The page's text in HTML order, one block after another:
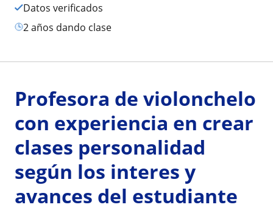
Datos verificados
2 años dando clase
Profesora de violonchelo
con experiencia en crear
clases personalidad
según los interes y
avances del estudiante